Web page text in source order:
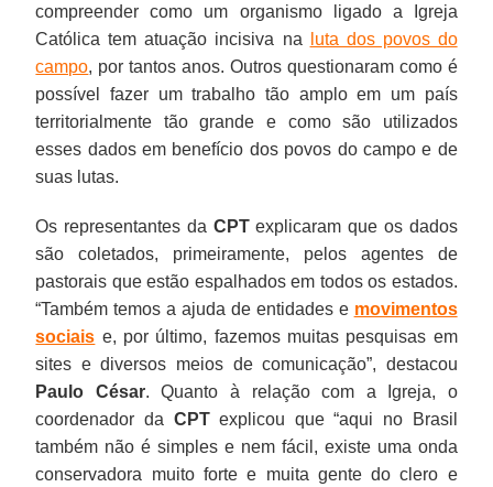
compreender como um organismo ligado a Igreja
Católica tem atuação incisiva na
luta dos povos do
campo, por tantos anos. Outros questionaram como é
possível fazer um trabalho tão amplo em um país
territorialmente tão grande e como são utilizados
esses dados em benefício dos povos do campo e de
suas lutas.
Os representantes da CPTexplicaram que os dados
são coletados, primeiramente, pelos agentes de
pastorais que estão espalhados em todos os estados.
“Também temos a ajuda de entidades e movimentos
sociais e, por último, fazemos muitas pesquisas em
sites e diversos meios de comunicação”, destacou
Paulo César. Quanto à relação com a Igreja, o
coordenador da CPTexplicou que “aqui no Brasil
também não é simples e nem fácil, existe uma onda
conservadora muito forte e muita gente do clero e